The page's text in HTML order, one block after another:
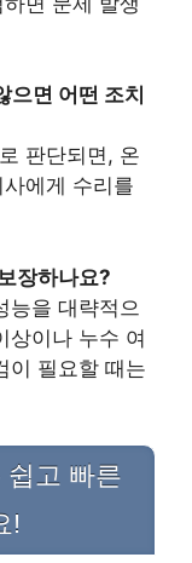
으면 어떤 조치
판단되면, 온
에게 수리를
장하나요?
능을 대략적으
상이나 누수 여
이 필요할 때는
쉽고 빠른
!